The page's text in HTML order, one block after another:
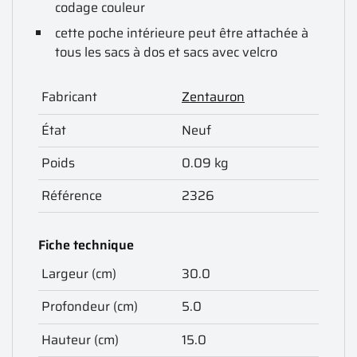
codage couleur
cette poche intérieure peut être attachée à
tous les sacs à dos et sacs avec velcro
Fabricant
Zentauron
État
Neuf
Poids
0.09 kg
Référence
2326
Fiche technique
Largeur (cm)
30.0
Profondeur (cm)
5.0
Hauteur (cm)
15.0